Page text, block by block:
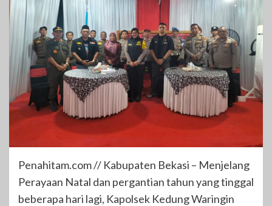
Penahitam.com // Kabupaten Bekasi – Menjelang
Perayaan Natal dan pergantian tahun yang tinggal
beberapa hari lagi, Kapolsek Kedung Waringin